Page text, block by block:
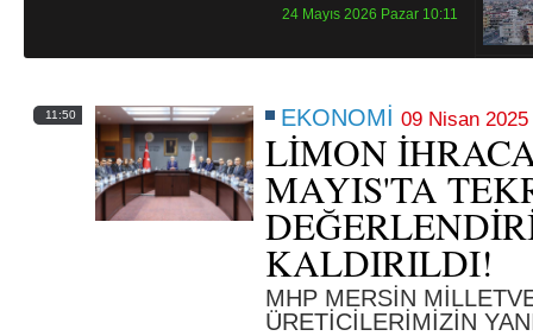
24 Mayıs 2026 Pazar 10:11
EKONOMİ 09 Nisan
LİMON
MAYIS'TA
KALDIRILDI!
MHP MERSİN
ÜRETİCİLERİMİZİN
11:50